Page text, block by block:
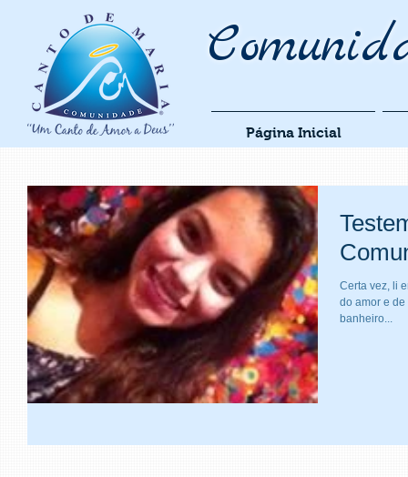
Página Inicial
Certa vez, li
do amor e
banheiro...